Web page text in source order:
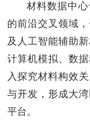
材料数据中
的前沿交叉领域
及人工智能辅助
计算机模拟、数
入探究材料构效
与开发，形成大
平台。